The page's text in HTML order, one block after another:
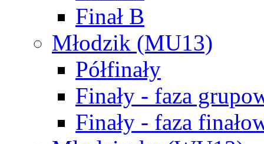
Finał B
Młodzik (MU13)
Półfinały
Finały - faza
Finały - faza